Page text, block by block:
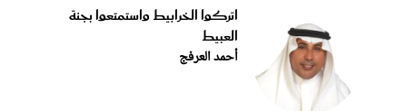
اتركوا الخرابيط واستمتعوا بجنة
العبيط
أحمد العرفج